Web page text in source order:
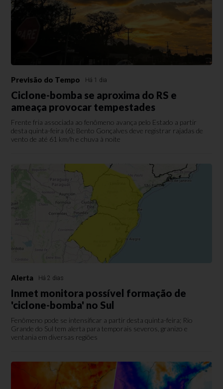
Previsão do Tempo Há 1 dia
Ciclone-bomba se aproxima do RS e
ameaça provocar tempestades
Frente fria associada ao fenômeno avança pelo Estado a partir
desta quinta-feira (6); Bento Gonçalves deve registrar rajadas de
vento de até 61 km/h e chuva à noite
Alerta Há 2 dias
Inmet monitora possível formação de
'ciclone-bomba' no Sul
Fenômeno pode se intensificar a partir desta quinta-feira; Rio
Grande do Sul tem alerta para temporais severos, granizo e
ventania em diversas regiões